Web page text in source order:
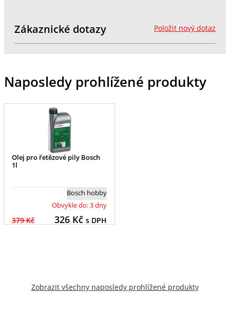
Položit nový dotaz
Zákaznické dotazy
Naposledy prohlížené produkty
Olej pro řetězové pily Bosch
1l
Bosch hobby
Obvykle do: 3 dny
379 Kč 326Kč s DPH
Zobrazit všechny naposledy prohlížené produkty